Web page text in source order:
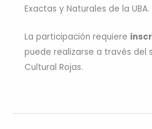
Exactas y Naturales de la UBA.
La participación requiere
puede realizarse a través del
Cultural Rojas.